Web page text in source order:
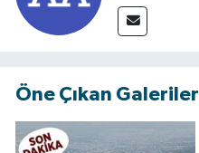
Öne Çıkan Galeriler